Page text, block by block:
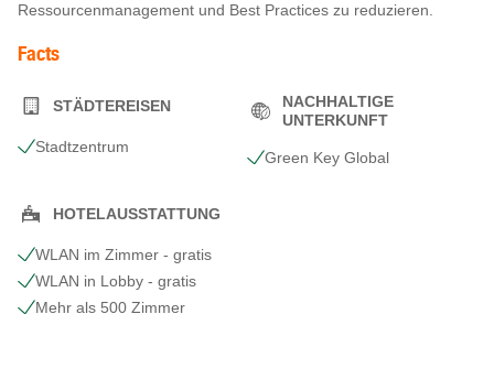
Ressourcenmanagement und Best Practices zu reduzieren.
Facts
STÄDTEREISEN
Stadtzentrum
NACHHALTIGE
UNTERKUNFT
Green Key Global
HOTELAUSSTATTUNG
WLAN im Zimmer - gratis
WLAN in Lobby - gratis
Mehr als 500 Zimmer